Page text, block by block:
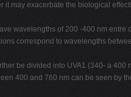
may exacerbate the biological
wavelengths of 200 -400 nm
correspond to wavelengths
be divided into UVA1 (340- a
400 and 760 nm can be seen by